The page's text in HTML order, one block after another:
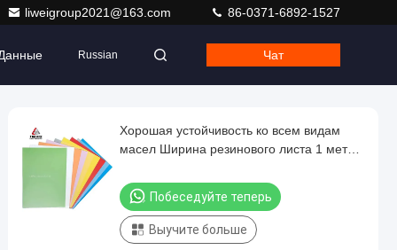
liweigroup2021@163.com 86-0371-6892-1527
Russian Чат
Хорошая устойчивость ко всем видам
масел Ширина резинового листа 1 метр
уплотнений и прокладки
Побеседуйте теперь
Выучите больше